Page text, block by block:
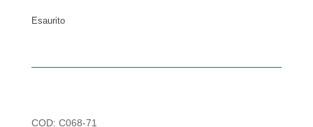
Esaurito
COD: C068-71